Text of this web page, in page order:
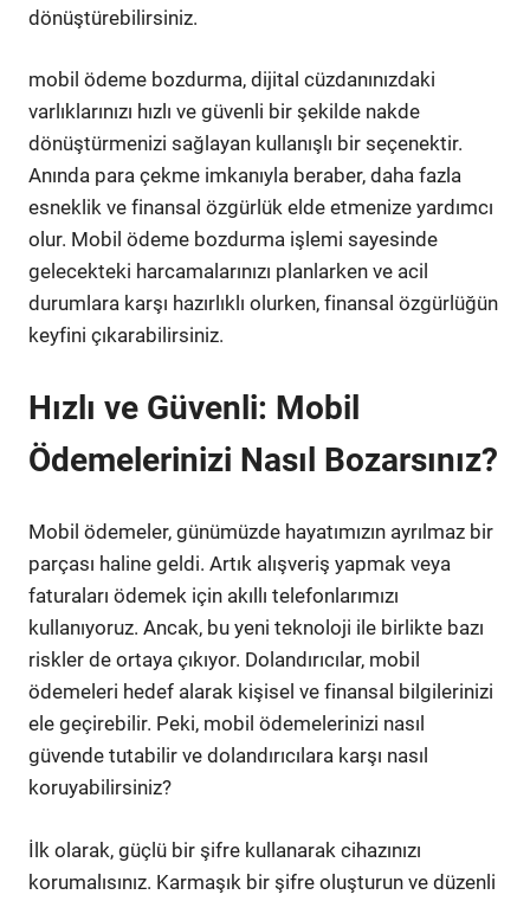
dönüştürebilirsiniz.
mobil ödeme bozdurma, dijital cüzdanınızdaki
varlıklarınızı hızlı ve güvenli bir şekilde nakde
dönüştürmenizi sağlayan kullanışlı bir seçenektir.
Anında para çekme imkanıyla beraber, daha fazla
esneklik ve finansal özgürlük elde etmenize yardımcı
olur. Mobil ödeme bozdurma işlemi sayesinde
gelecekteki harcamalarınızı planlarken ve acil
durumlara karşı hazırlıklı olurken, finansal özgürlüğün
keyfini çıkarabilirsiniz.
Hızlı ve Güvenli: Mobil
Ödemelerinizi Nasıl Bozarsınız?
Mobil ödemeler, günümüzde hayatımızın ayrılmaz bir
parçası haline geldi. Artık alışveriş yapmak veya
faturaları ödemek için akıllı telefonlarımızı
kullanıyoruz. Ancak, bu yeni teknoloji ile birlikte bazı
riskler de ortaya çıkıyor. Dolandırıcılar, mobil
ödemeleri hedef alarak kişisel ve finansal bilgilerinizi
ele geçirebilir. Peki, mobil ödemelerinizi nasıl
güvende tutabilir ve dolandırıcılara karşı nasıl
koruyabilirsiniz?
İlk olarak, güçlü bir şifre kullanarak cihazınızı
korumalısınız. Karmaşık bir şifre oluşturun ve düzenli